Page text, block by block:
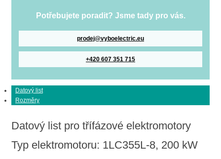
Potřebujete poradit? Jsme tady pro vás.
prodej@vyboelectric.eu
+420 607 351 715
Datový list
Rozměry
Datový list pro třífázové elektromotory
Typ elektromotoru: 1LC355L-8, 200 kW